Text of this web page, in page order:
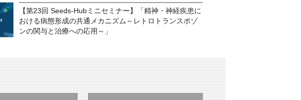
【第23回 Seeds-Hubミニセミナー】「精神・神経疾患に
おける病態形成の共通メカニズム～レトロトランスポゾ
ンの関与と治療への応用～」